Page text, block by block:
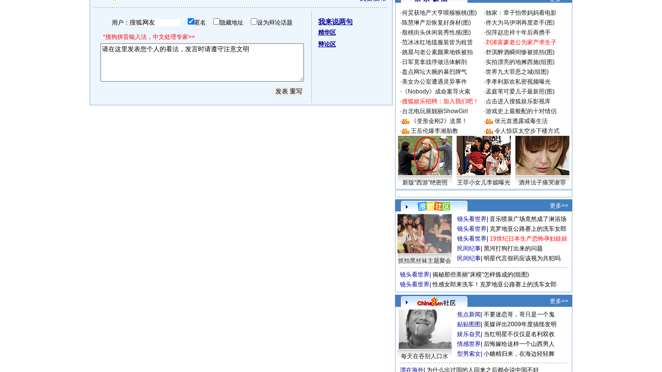
用户： 匿名 隐藏地址 设为辩论话题
*搜狗拼音输入法，中文处理专家>>
我来说两句
精华区
辩论区
·何炅获地产大亨喂猕猴桃(图) ·独家：章子怡带妈妈看电影
·陈慧琳产后恢复好身材(图) ·佟大为马伊琍再度牵手(图)
·殷桃街头休闲装秀性感(图) ·倪萍赵忠祥十年后再携手
·范冰冰红地毯服装皆为租赁 ·刘涛富豪老公为家产求生子
·姚晨与老公素颜乘地铁被拍 ·舒淇醉酒瞬间惨被抓拍(图)
· 日军竟拿战俘做活体解剖 ·实拍漂亮的地摊西施(组图)
·盘点网坛大腕的暴烈脾气 ·世界九大罪恶之城(组图)
·美女办公室遭遇灵异事件 ·李孝利新欢私密视频曝光
· 《Nobody》成命案导火索 ·孟庭苇可爱儿子最新照(图)
·搜狐娱乐招聘：加入我们吧！ ·点击进入搜狐娱乐影视库
·台北电玩展靓丽ShowGirl ·游戏史上最般配的十对情侣
·
《变形金刚2》送票！ ·
张元首透露戒毒生活
·
王岳伦爆李湘胎教 · 令人惊叹太空步下楼方式
新版“西游”绝密照 王菲小女儿李嫣曝光 酒井法子痛哭谢罪
更多>>
抓拍黑丝袜主题聚会
镜头看世界 音乐喷泉广场竟然成了淋浴场
镜头看世界 克罗地亚公路赛上的洗车女郎
镜头看世界 19世纪日本生产恐怖孕妇娃娃
民间纪事 黑河打狗打出来的问题
民间纪事 明星代言假药应该视为共犯吗
镜头看世界 揭秘那些美丽“床模”怎样炼成的(组图)
镜头看世界 性感女郎来洗车！克罗地亚公路赛上的洗车女郎
更多>>
每天在吞别人口水
焦点新闻 不要迷恋哥，哥只是一个鬼
贴贴图图 英媒评出2009年度搞怪发明
娱乐旮旯 当红明星不仅仅是名利双收
情感世界 后悔嫁给这样一个山西男人
型男索女 小糖精归来，在海边轻轻舞
漂在海外 为什么出过国的人回来之后都会说中国不好